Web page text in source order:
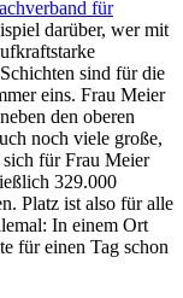
für
darüber, wer mit
sind für die
eins. Frau Meier
den oberen
noch viele große,
für Frau Meier
329.000
Platz ist also für alle
In einem Ort
für einen Tag schon